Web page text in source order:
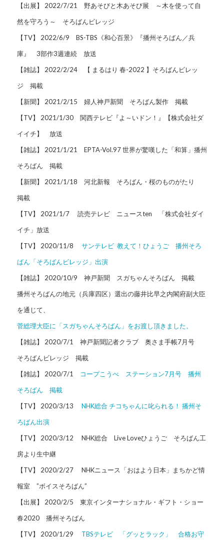
【出展】 2022/7/21 野あそびと木あそび展 ～木を使って自
然を守ろう～ そろばんビレッジ
【TV】 2022/6/9 BS-TBS《和心百景》『播州そろばん／兵
庫』 3部作3週連続 放送
【雑誌】 2022/2/24 【 まるはり 春-2022 】そろばんビレッ
ジ 掲載
【新聞】 2021/2/15 婦人神戸新聞 そろばん製作 掲載
【TV】 2021/1/30 関西テレビ『よ～いドン！』【株式会社ダ
イイチ】 放送
【雑誌】 2021/1/21 EPTA-Vol.97 世界が驚嘆した「和算」播州
そろばん 掲載
【新聞】 2021/1/18 河北新報 そろばん・桜のものがたり
掲載
【TV】 2021/1/7 読売テレビ ニュースten 「株式会社ダイ
イチ」放送
【TV】 2020/11/8 サンテレビ 教えて！ひょうご 播州そろ
ばん「そろばんビレッジ」出演
【雑誌】 2020/10/9 神戸新聞 スガちゃんそろばん 掲載
播州そろばんの地元（兵庫四区）選出の藤井比早之内閣府副大臣
を通じて、
菅総理大臣に「スガちゃんそろばん」をお渡し頂きました。
【雑誌】 2020/7/1 神戸新聞記者クラブ 奥さま手帳7月号
そろばんビレッジ 掲載
【雑誌】 2020/7/1
コープこうべ ステーション7月号 播州
そろばん 掲載
【TV】 2020/3/13 NHK総合 チコちゃんに叱られる！ 播州そ
ろばん出演
【TV】 2020/3/12 NHK総合 Live Loveひょうご そろばん工
房より生中継
【TV】 2020/2/27 NHKニュース「おはよう日本」まちかど情
報室 ”ボイスそろばん”
【出展】 2020/2/5 東京インターナショナル・ギフト・ショー
春2020 播州そろばん
【TV】 2020/1/29 TBSテレビ 「グッとラック」 合格お守